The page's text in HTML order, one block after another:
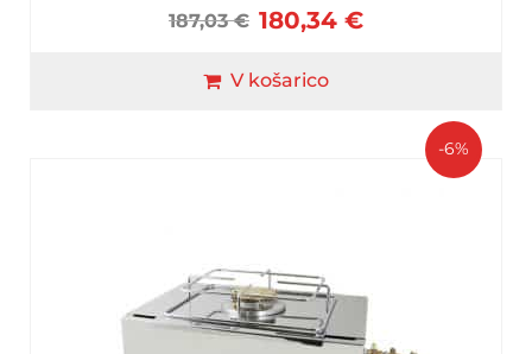
187,03€ 180,34€
V košarico
-6%